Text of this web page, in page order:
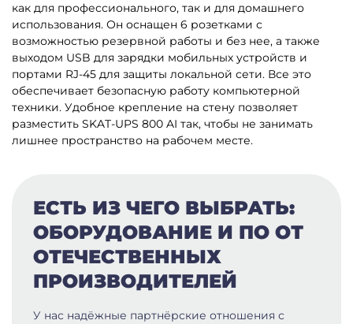
как для профессионального, так и для домашнего
использования. Он оснащен 6 розетками с
возможностью резервной работы и без нее, а также
выходом USB для зарядки мобильных устройств и
портами RJ-45 для защиты локальной сети. Все это
обеспечивает безопасную работу компьютерной
техники. Удобное крепление на стену позволяет
разместить SKAT-UPS 800 AI так, чтобы не занимать
лишнее пространство на рабочем месте.
ЕСТЬ ИЗ ЧЕГО ВЫБРАТЬ:
ОБОРУДОВАНИЕ И ПО ОТ
ОТЕЧЕСТВЕННЫХ
ПРОИЗВОДИТЕЛЕЙ
У нас надёжные партнёрские отношения с